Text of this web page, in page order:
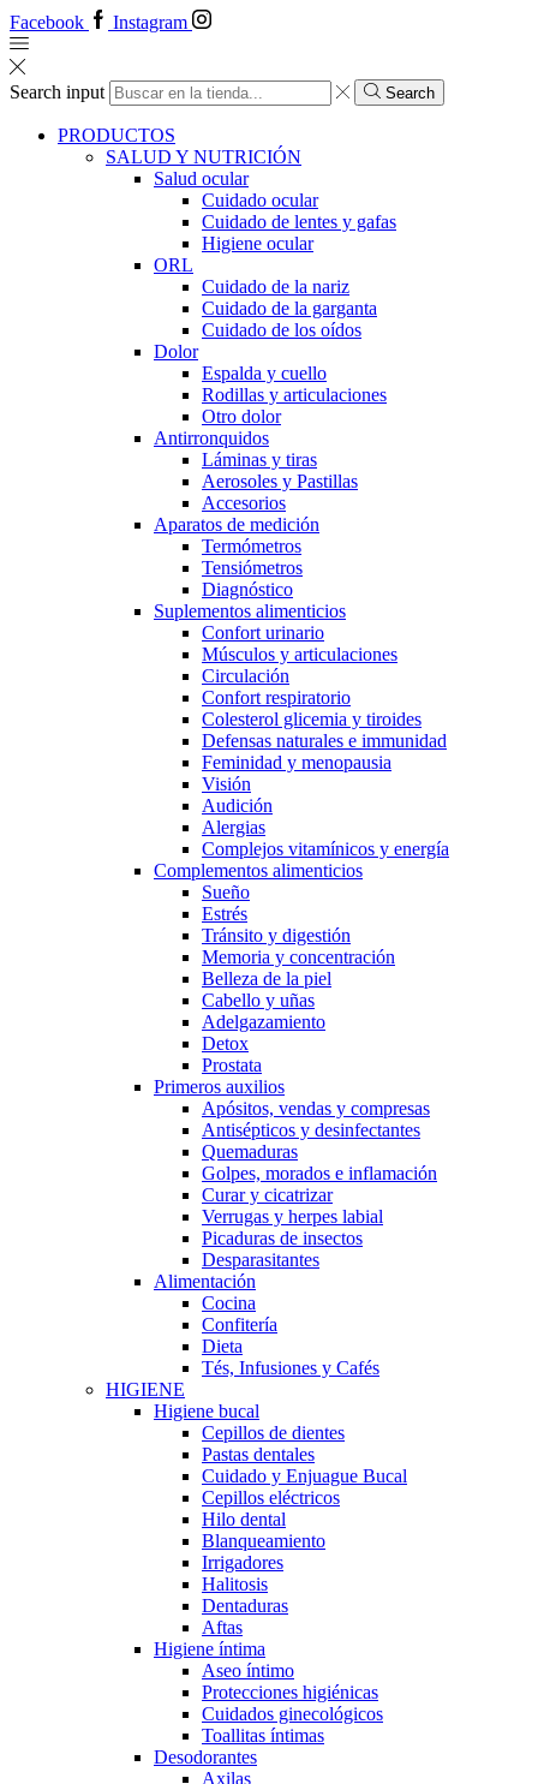
Facebook Instagram
Search input Search
PRODUCTOS
SALUD Y NUTRICIÓN
Salud ocular
Cuidado ocular
Cuidado de lentes y gafas
Higiene ocular
ORL
​​Cuidado de la nariz
​​Cuidado de la garganta
​​Cuidado de los oídos
Dolor
Espalda y cuello
Rodillas y articulaciones
Otro dolor
Antirronquidos
Láminas y tiras
Aerosoles y Pastillas
Accesorios
Aparatos de medición
Termómetros
Tensiómetros
Diagnóstico
Suplementos alimenticios
Confort urinario
Músculos y articulaciones
Circulación
Confort respiratorio
Colesterol glicemia y tiroides
Defensas naturales e immunidad
Feminidad y menopausia
Visión
Audición
Alergias
Complejos vitamínicos y energía
Complementos alimenticios
Sueño
Estrés
Tránsito y digestión
Memoria y concentración
Belleza de la piel
Cabello y uñas
Adelgazamiento
Detox
Prostata
Primeros auxilios
Apósitos, vendas y compresas
Antisépticos y desinfectantes
Quemaduras
Golpes, morados e inflamación
Curar y cicatrizar
Verrugas y herpes labial
Picaduras de insectos
Desparasitantes
Alimentación
Cocina
Confitería
Dieta
Tés, Infusiones y Cafés
HIGIENE
Higiene bucal
Cepillos de dientes
Pastas dentales
Cuidado y Enjuague Bucal
Cepillos eléctricos
Hilo dental
Blanqueamiento
Irrigadores
Halitosis
Dentaduras
Aftas
Higiene íntima
Aseo íntimo
Protecciones higiénicas
Cuidados ginecológicos
Toallitas íntimas
Desodorantes
Axilas